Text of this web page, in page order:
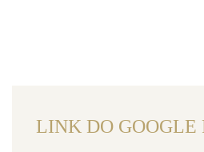
LINK DO GOOGLE